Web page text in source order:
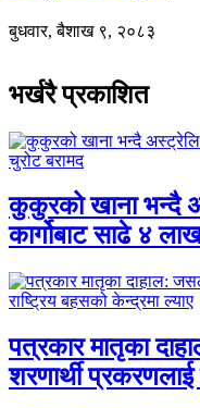
बुधवार, बैशाख ९, २०८३
भर्खरै प्रकाशित
कुकुरको खाना भन्दै
कार्गोबाट साढे ४
पत्रकार मातृका
शरणार्थी